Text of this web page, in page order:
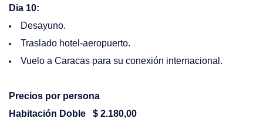
Dia 10:
Desayuno.
Traslado hotel-aeropuerto.
Vuelo a Caracas para su conexión internacional.
Precios por persona
Habitación Doble $ 2.180,00